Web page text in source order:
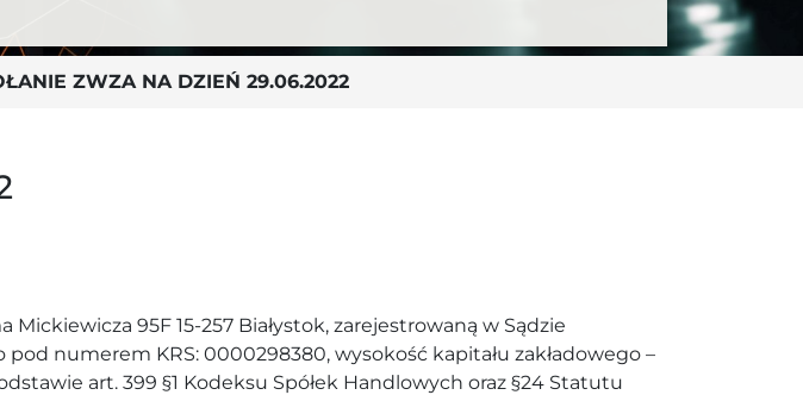
ZWZA NA DZIEŃ 29.06.2022
Mickiewicza 95F 15-257 Białystok, zarejestrowaną w Sądzie
numerem KRS: 0000298380, wysokość kapitału zakładowego –
art. 399 §1 Kodeksu Spółek Handlowych oraz §24 Statutu